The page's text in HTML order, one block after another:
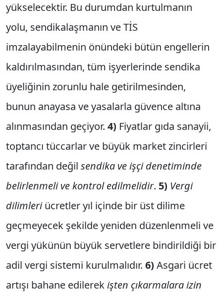
yükselecektir. Bu durumdan kurtulmanın
yolu, sendikalaşmanın ve TİS
imzalayabilmenin önündeki bütün engellerin
kaldırılmasından, tüm işyerlerinde sendika
üyeliğinin zorunlu hale getirilmesinden,
bunun anayasa ve yasalarla güvence altına
alınmasından geçiyor. 4) Fiyatlar gıda sanayii,
toptancı tüccarlar ve büyük market zincirleri
tarafından değil sendika ve işçi denetiminde
belirlenmeli ve kontrol edilmelidir. 5) Vergi
dilimleriücretler yıl içinde bir üst dilime
geçmeyecek şekilde yeniden düzenlenmeli ve
vergi yükünün büyük servetlere bindirildiği bir
adil vergi sistemi kurulmalıdır. 6) Asgari ücret
artışı bahane edilerekişten çıkarmalara izin